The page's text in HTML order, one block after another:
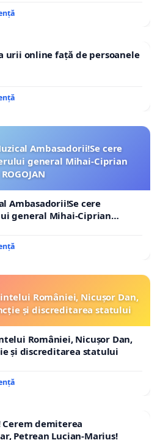
urii online față de persoanele
Ambasadorii!Se cere
general Mihai-Ciprian
ROGOJAN
Ambasadorii!Se cere
general Mihai-Ciprian
României, Nicușor Dan,
și discreditarea statului
României, Nicușor Dan,
și discreditarea statului
Cerem demiterea
Petrean Lucian-Marius!